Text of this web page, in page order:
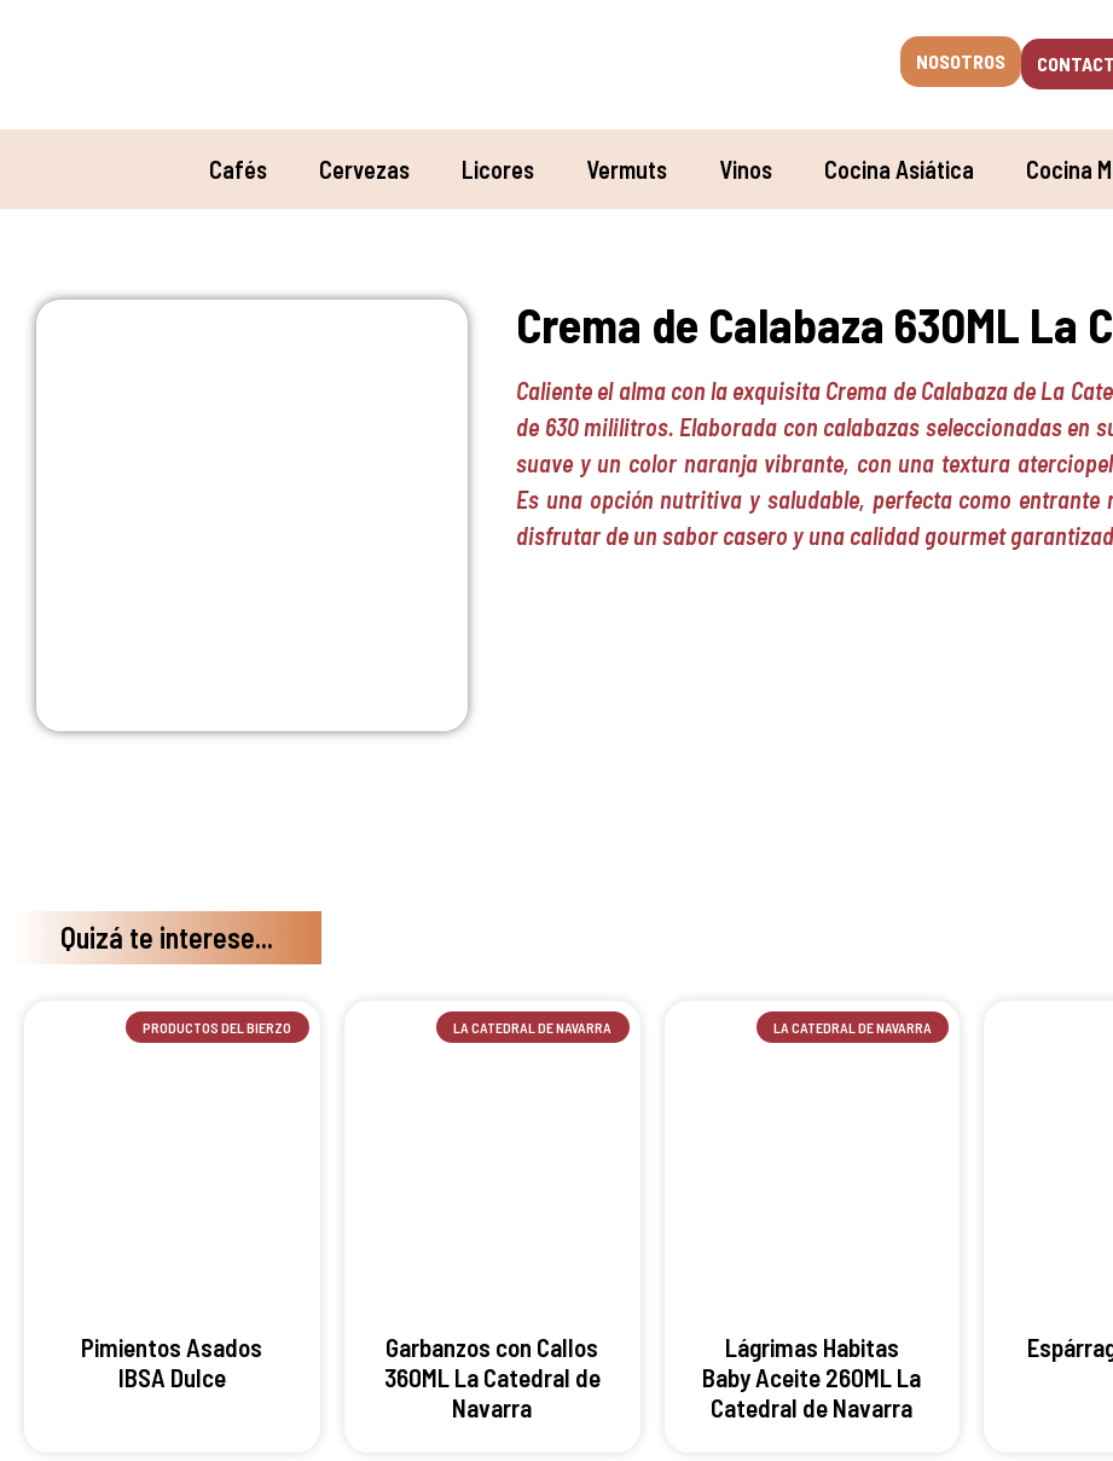
NOSOTROS
Cafés Cervezas Licores Vermuts Vinos Cocina Asiática Cocina
Crema de Calabaza 630ML La
Caliente el alma con la exquisita Crema de Calabaza de La
de 630 mililitros. Elaborada con calabazas seleccionadas en
suave y un color naranja vibrante, con una textura
Es una opción nutritiva y saludable, perfecta como
disfrutar de un sabor casero y una calidad gourmet
Quizá te interese...
PRODUCTOS DEL BIERZO
Pimientos Asados
IBSA Dulce
LA CATEDRAL DE NAVARRA
Garbanzos con Callos
360ML La Catedral de
Navarra
LA CATEDRAL DE NAVARRA
Lágrimas Habitas
Baby Aceite 260ML La
Catedral de Navarra